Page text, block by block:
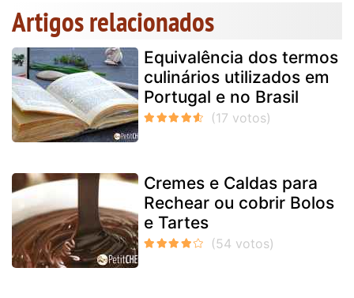
Artigos relacionados
Equivalência dos termos
culinários utilizados em
Portugal e no Brasil
Cremes e Caldas para
Rechear ou cobrir Bolos
e Tartes